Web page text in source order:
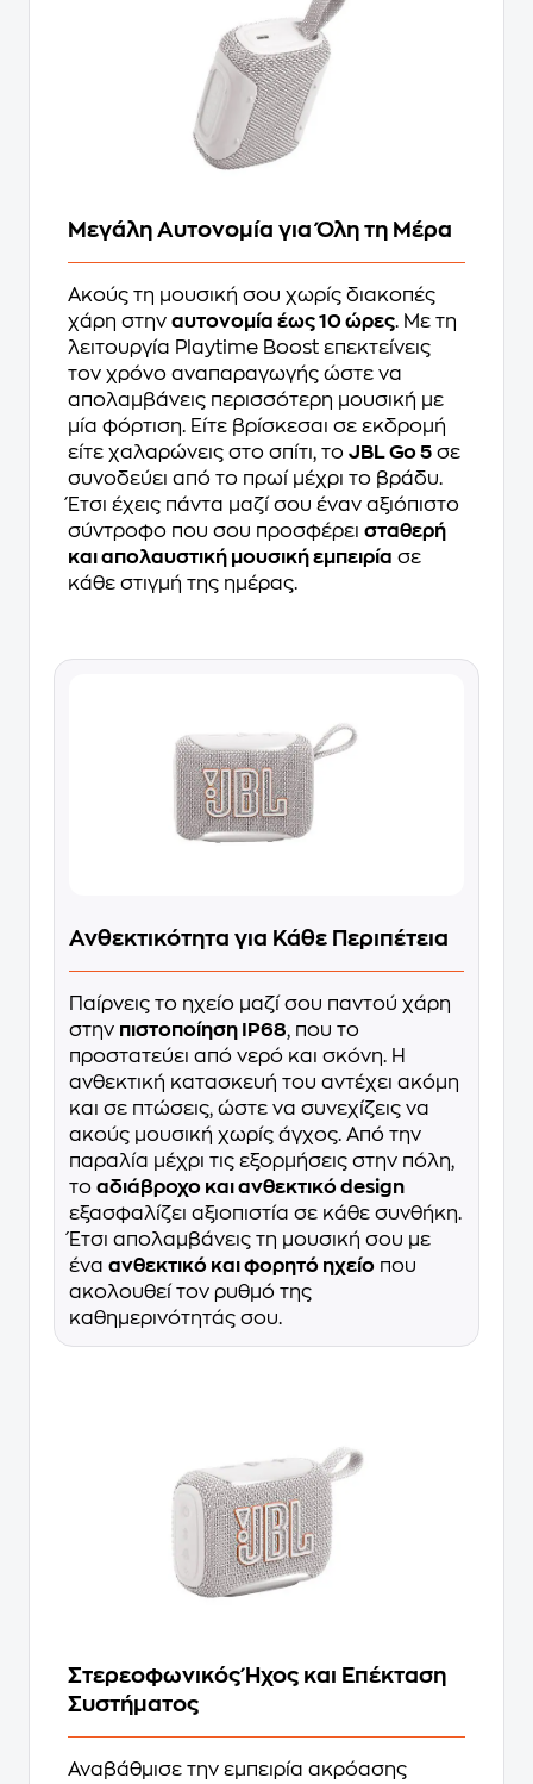
Μεγάλη Αυτονομία για Όλη τη Μέρα
Ακούς τη μουσική σου χωρίς διακοπές
χάρη στην αυτονομία έως 10 ώρες. Με τη
λειτουργία Playtime Boost επεκτείνεις
τον χρόνο αναπαραγωγής ώστε να
απολαμβάνεις περισσότερη μουσική με
μία φόρτιση. Είτε βρίσκεσαι σε εκδρομή
είτε χαλαρώνεις στο σπίτι, το JBL Go 5 σε
συνοδεύει από το πρωί μέχρι το βράδυ.
Έτσι έχεις πάντα μαζί σου έναν αξιόπιστο
σύντροφο που σου προσφέρει σταθερή
και απολαυστική μουσική εμπειρία σε
κάθε στιγμή της ημέρας.
Ανθεκτικότητα για Κάθε Περιπέτεια
Παίρνεις το ηχείο μαζί σου παντού χάρη
στην πιστοποίηση IP68, που το
προστατεύει από νερό και σκόνη. Η
ανθεκτική κατασκευή του αντέχει ακόμη
και σε πτώσεις, ώστε να συνεχίζεις να
ακούς μουσική χωρίς άγχος. Από την
παραλία μέχρι τις εξορμήσεις στην πόλη,
το αδιάβροχο και ανθεκτικό design
εξασφαλίζει αξιοπιστία σε κάθε συνθήκη.
Έτσι απολαμβάνεις τη μουσική σου με
ένα ανθεκτικό και φορητό ηχείο που
ακολουθεί τον ρυθμό της
καθημερινότητάς σου.
Στερεοφωνικός Ήχος και Επέκταση
Συστήματος
Αναβάθμισε την εμπειρία ακρόασης